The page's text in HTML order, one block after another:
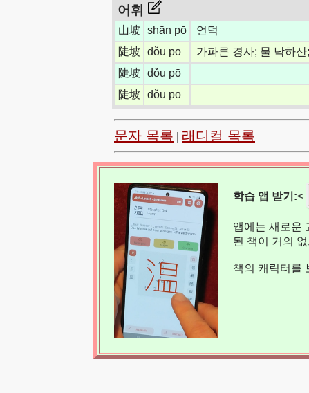
어휘
山坡 shān pō
언덕
陡坡
dǒu pō
가파른 경사; 물 낙하산
陡坡
dǒu pō
陡坡
dǒu pō
문자 목록 래디컬 목록
학습 앱 받기:<
앱에는 새로운
된 책이 거의
책의 캐릭터를